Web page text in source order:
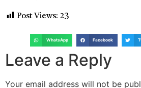
Post Views: 23
WhatsApp Facebook
Leave a Reply
Your email address will not be